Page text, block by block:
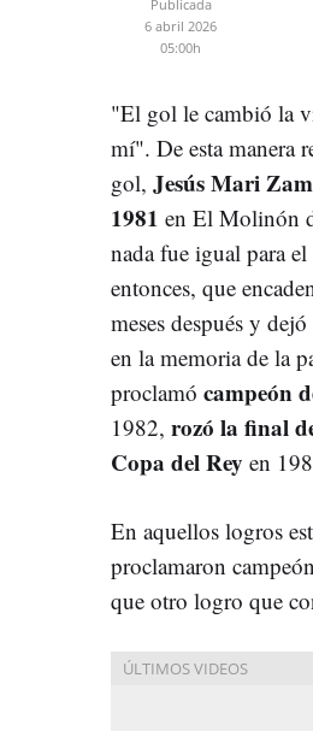
Publicada
6 abril 2026
05:00h
"El gol le cambió la
mí". De esta manera
gol, Jesús Mari
1981 en El Molinón
nada fue igual para
entonces, que
meses después y
en la memoria de la
proclamó campeón
1982, rozó la final
Copa del Rey en
En aquellos logros
proclamaron
que otro logro que